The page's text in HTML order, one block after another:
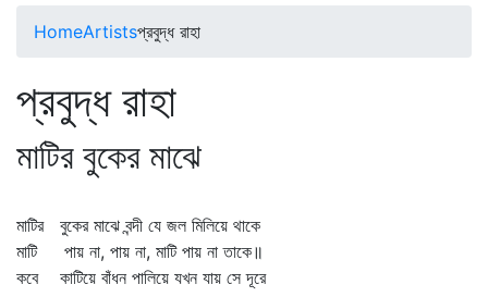
HomeArtistsপ্রবুদ্ধ রাহা
প্রবুদ্ধ রাহা
মাটির বুকের মাঝে
মাটির বুকের মাঝে বন্দী যে জল মিলিয়ে থাকে
মাটি পায় না, পায় না, মাটি পায় না তাকে॥
কবে কাটিয়ে বাঁধন পালিয়ে যখন যায় সে দূরে